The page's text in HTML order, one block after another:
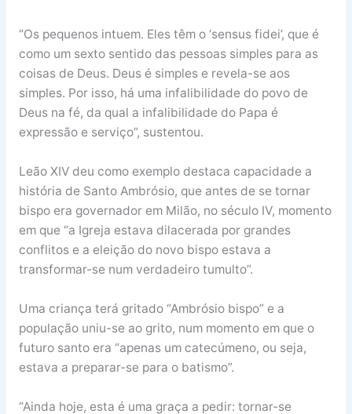
“Os pequenos intuem. Eles têm o ‘sensus fidei’, que é
como um sexto sentido das pessoas simples para as
coisas de Deus. Deus é simples e revela-se aos
simples. Por isso, há uma infalibilidade do povo de
Deus na fé, da qual a infalibilidade do Papa é
expressão e serviço”, sustentou.
Leão XIV deu como exemplo destaca capacidade a
história de Santo Ambrósio, que antes de se tornar
bispo era governador em Milão, no século IV, momento
em que “a Igreja estava dilacerada por grandes
conflitos e a eleição do novo bispo estava a
transformar-se num verdadeiro tumulto”.
Uma criança terá gritado “Ambrósio bispo” e a
população uniu-se ao grito, num momento em que o
futuro santo era “apenas um catecúmeno, ou seja,
estava a preparar-se para o batismo”.
“Ainda hoje, esta é uma graça a pedir: tornar-se